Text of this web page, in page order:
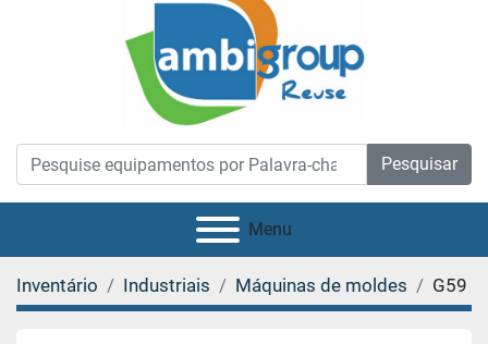
Pesquisar
Menu
Inventário Industriais Máquinas de moldes G59